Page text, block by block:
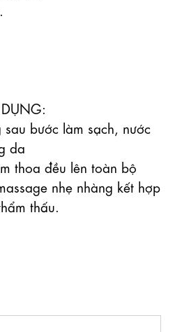
sau bước làm sạch, nước
da
thoa đều lên toàn bộ
nhẹ nhàng kết hợp
thấu.